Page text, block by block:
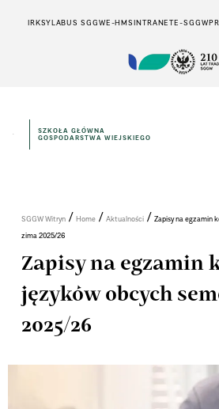
IRKSYLABUS SGGWE-HMSINTRANETE-SGGW
SZKOŁA GŁÓWNA
GOSPODARSTWA WIEJSKIEGO
SGGW Witryn /Home /Aktualności /Zapisy na egzamin
zima 2025/26
Zapisy na egzamin
języków obcych
2025/26